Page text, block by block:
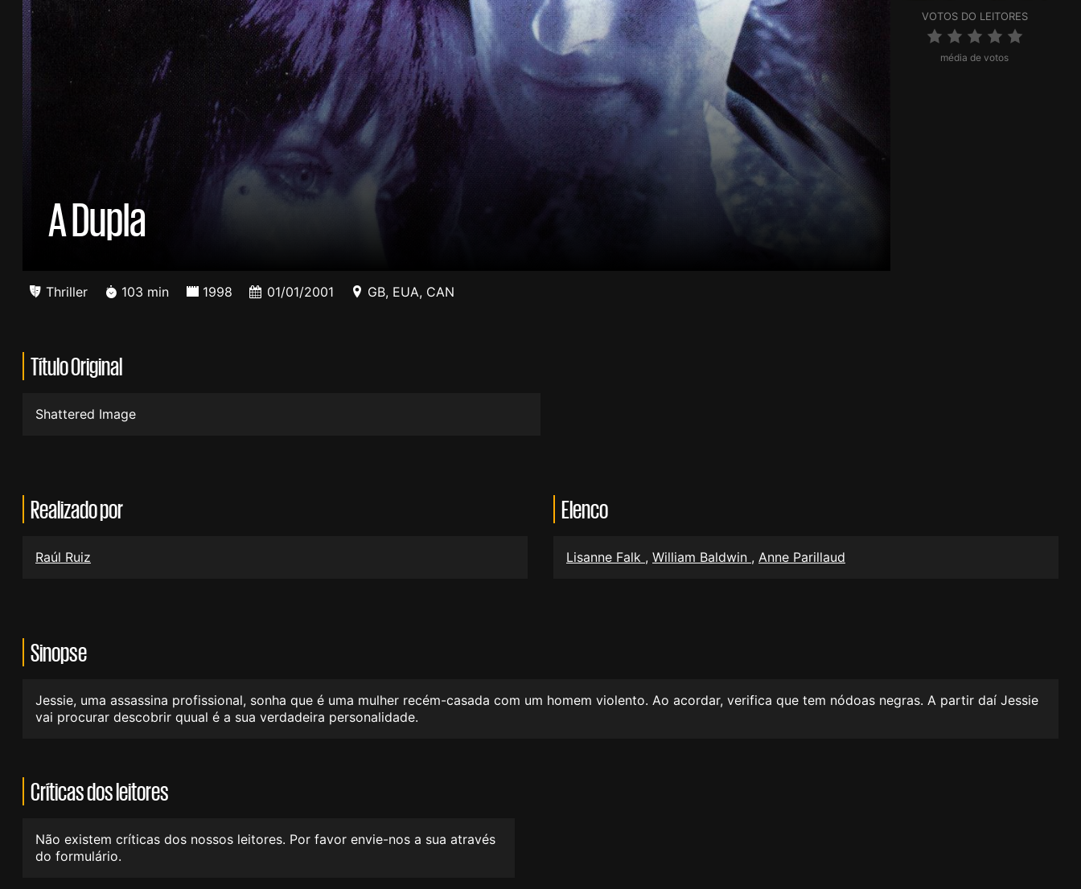
A Dupla
VOTOS DO LEITORES
média de votos
Thriller 103 min 1998 01/01/2001 GB, EUA, CAN
Título Original
Shattered Image
Realizado por
Raúl Ruiz
Elenco
Lisanne Falk , William Baldwin , Anne Parillaud
Sinopse
Jessie, uma assassina profissional, sonha que é uma mulher recém-casada com um homem violento. Ao acordar, verifica que tem nódoas negras. A partir daí Jessie
vai procurar descobrir quual é a sua verdadeira personalidade.
Críticas dos leitores
Não existem críticas dos nossos leitores. Por favor envie-nos a sua através
do formulário.